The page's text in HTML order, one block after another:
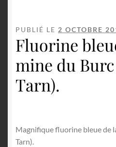
PUBLIÉ LE 2 OCTOBRE
Fluorine
mine du
Tarn).
Magnifique fluorine bleue de
Tarn).